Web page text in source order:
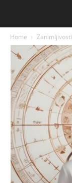
Home Zanimljivosti